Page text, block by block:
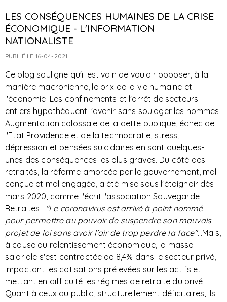
LES CONSÉQUENCES HUMAINES DE LA CRISE
ÉCONOMIQUE - L'INFORMATION
NATIONALISTE
PUBLIÉ LE 16-04-2021
Ce blog souligne qu'il est vain de vouloir opposer, à la
manière macronienne, le prix de la vie humaine et
l'économie. Les confinements et l'arrêt de secteurs
entiers hypothèquent l'avenir sans soulager les hommes.
Augmentation colossale de la dette publique, échec de
l'Etat Providence et de la technocratie, stress,
dépression et pensées suicidaires en sont quelques-
unes des conséquences les plus graves. Du côté des
retraités, la réforme amorcée par le gouvernement, mal
conçue et mal engagée, a été mise sous l'étoignoir dès
mars 2020, comme l'écrit l'association Sauvegarde
Retraites : "Le coronavirus est arrivé à point nommé
pour permettre au pouvoir de suspendre son mauvais
projet de loi sans avoir l'air de trop perdre la face"...Mais,
à cause du ralentissement économique, la masse
salariale s'est contractée de 8,4% dans le secteur privé,
impactant les cotisations prélevées sur les actifs et
mettant en difficulté les régimes de retraite du privé.
Quant à ceux du public, structurellement déficitaires, ils